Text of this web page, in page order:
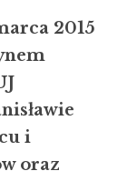
2015
i
oraz